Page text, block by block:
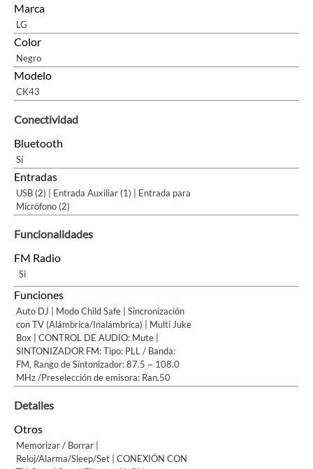
Marca
LG
Color
Negro
Modelo
CK43
Conectividad
Bluetooth
Sí
Entradas
USB (2) | Entrada Auxiliar (1) | Entrada para
Micrófono (2)
Funcionalidades
FM Radio
Si
Funciones
Auto DJ | Modo Child Safe | Sincronización
con TV (Alámbrica/Inalámbrica) | Multi Juke
Box | CONTROL DE AUDIO: Mute |
SINTONIZADOR FM: Tipo: PLL / Banda:
FM, Rango de Sintonizador: 87.5 ~ 108.0
MHz /Preselección de emisora: Ran.50
Detalles
Otros
Memorizar / Borrar |
Reloj/Alarma/Sleep/Set | CONEXIÓN CON